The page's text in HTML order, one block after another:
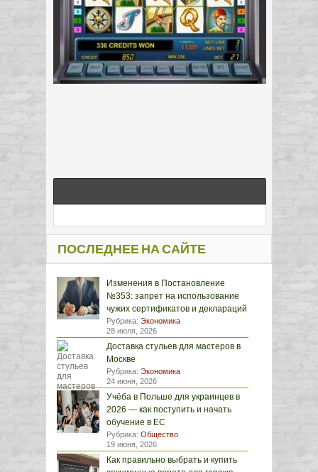
ПОСЛЕДНЕЕ НА САЙТЕ
Изменения в Постановление
№353: запрет на использование
чужих сертификатов и деклараций
Рубрика: Экономика
28 июля, 2026
Доставка стульев для мастеров в
Москве
Рубрика: Экономика
24 июня, 2026
Учёба в Польше для украинцев в
2026 — как поступить и начать
обучение в ЕС
Рубрика: Общество
19 июня, 2026
Как правильно выбрать и купить